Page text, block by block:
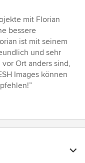
mit Florian
bessere
ist mit seinem
und sehr
Ort anders sind,
Images können